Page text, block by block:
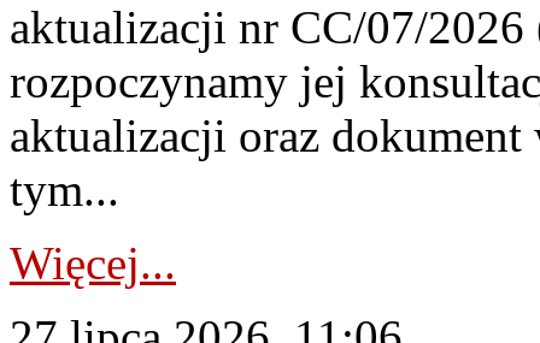
aktualizacji nr CC/07/
rozpoczynamy jej
aktualizacji oraz
tym...
Więcej...